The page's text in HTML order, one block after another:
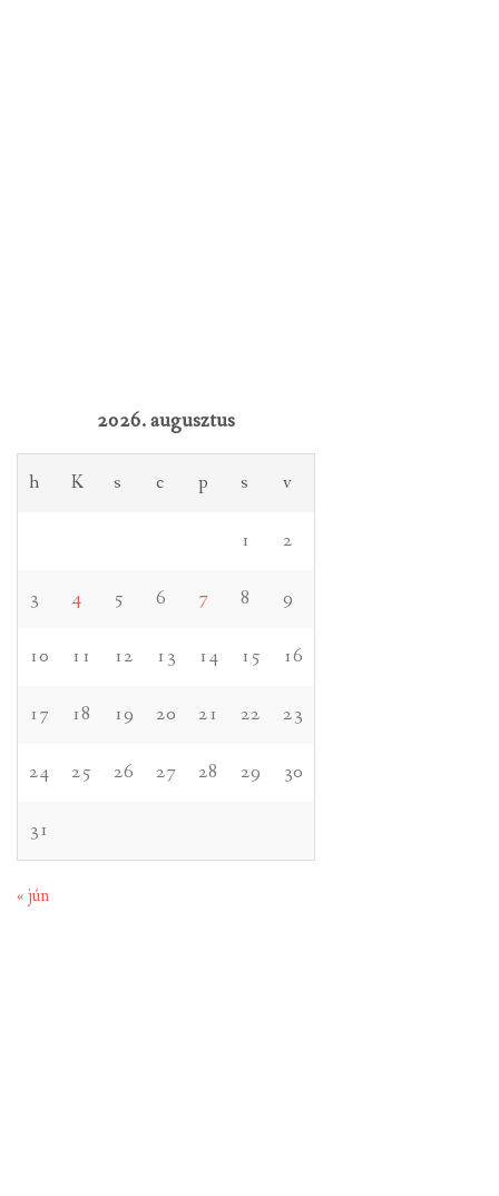
2026. augusztus
h K s c p s v
1 2
3 4 5 6 7 8 9
10 11 12 13 14 15 16
17 18 19 20 21 22 23
24 25 26 27 28 29 30
31
« jún